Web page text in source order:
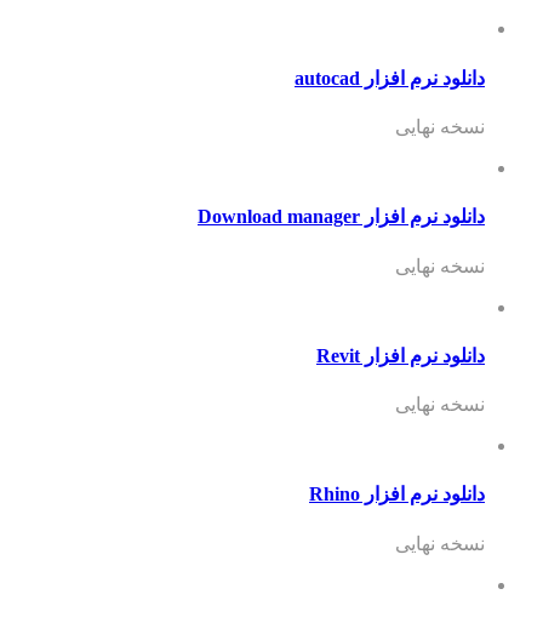
دانلود نرم افزار autocad
نسخه نهایی
دانلود نرم افزار Download manager
نسخه نهایی
دانلود نرم افزار Revit
نسخه نهایی
دانلود نرم افزار Rhino
نسخه نهایی